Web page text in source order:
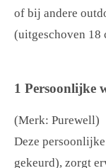
of bij andere
(uitgeschoven 18
1 Persoonlijke
(Merk: Purewell)
Deze
gekeurd), zorgt